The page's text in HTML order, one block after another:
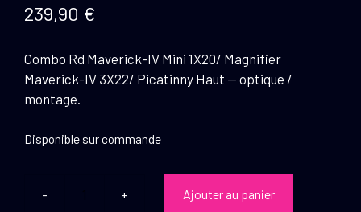
239,90 €
Combo Rd Maverick-IV Mini 1X20/ Magnifier
Maverick-IV 3X22/ Picatinny Haut — optique /
montage.
Disponible sur commande
quantité
Ajouter au panier